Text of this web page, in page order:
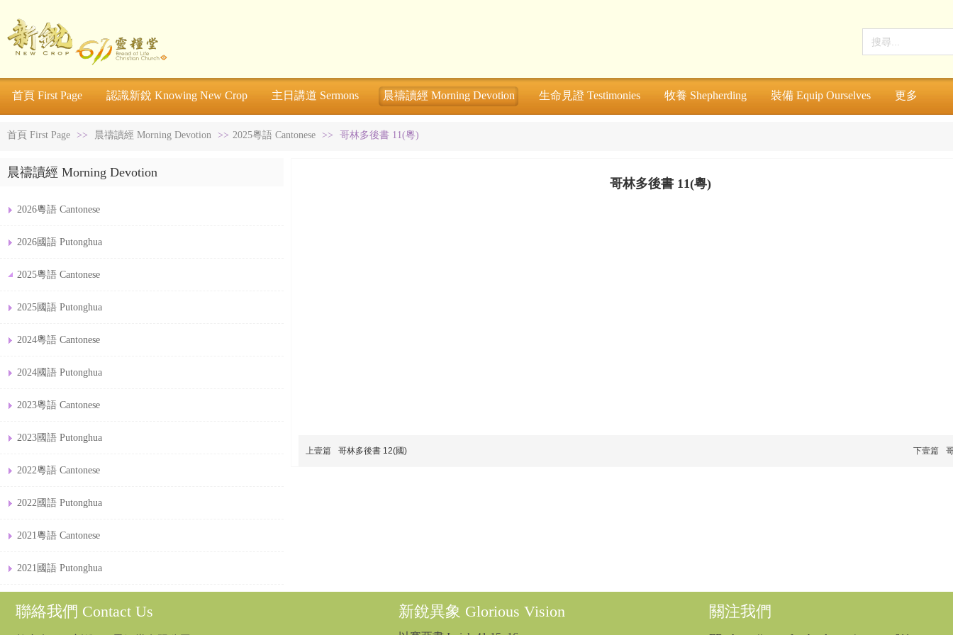
首頁 First Page 認識新銳 Knowing New Crop 主日講道 Sermons 晨禱讀經 Morning Devotion 生命見證 Testimonies 牧養 Shepherding 裝備 Equip Ourselves 更多
首頁 First Page >> 晨禱讀經 Morning Devotion >> 2025粵語 Cantonese >> 哥林多後書 11(粵)
晨禱讀經 Morning Devotion
2026粵語 Cantonese
2026國語 Putonghua
2025粵語 Cantonese
2025國語 Putonghua
2024粵語 Cantonese
2024國語 Putonghua
2023粵語 Cantonese
2023國語 Putonghua
2022粵語 Cantonese
2022國語 Putonghua
2021粵語 Cantonese
2021國語 Putonghua
哥林多後書 11(粵)
上壹篇 哥林多後書 12(國) 下壹篇
聯絡我們 Contact Us 新銳異象 Glorious Vision 關注我們